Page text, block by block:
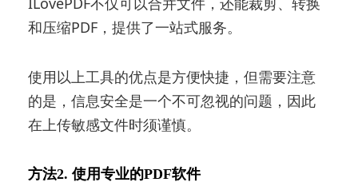
和压缩PDF，提供了一站式服务。
使用以上工具的优点是方便快捷，但需要注意
的是，信息安全是一个不可忽视的问题，因此
在上传敏感文件时须谨慎。
方法2. 使用专业的PDF软件